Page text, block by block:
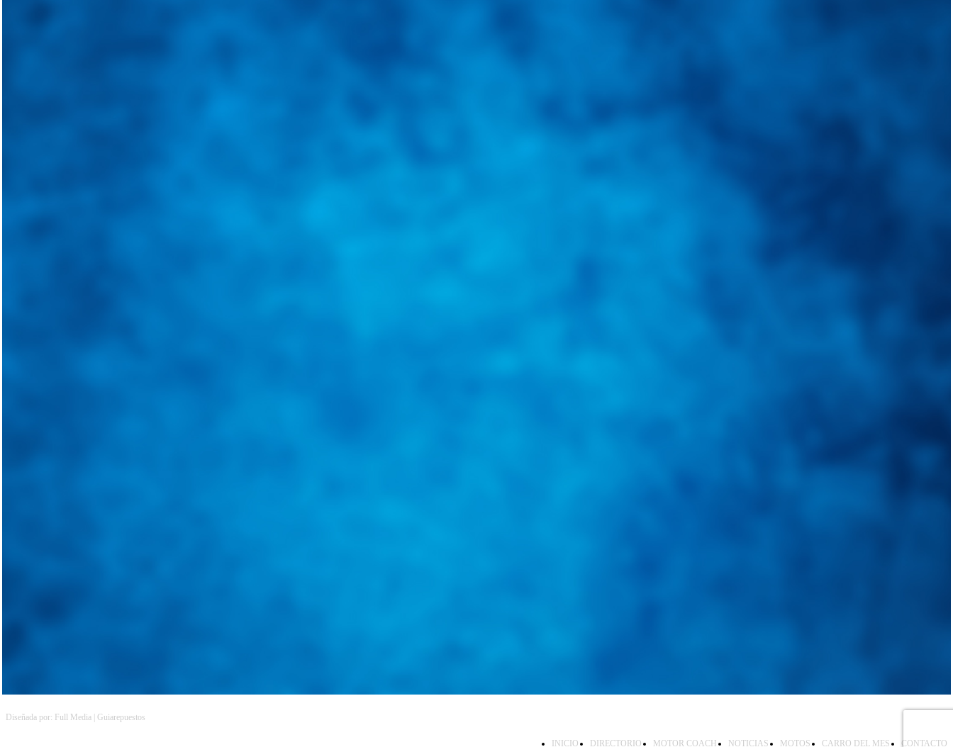
Diseñada por: Full Media | Guiarepuestos
INICIO DIRECTORIO MOTOR COACH NOTICIAS MOTOS CARRO DEL MES CONTACTO